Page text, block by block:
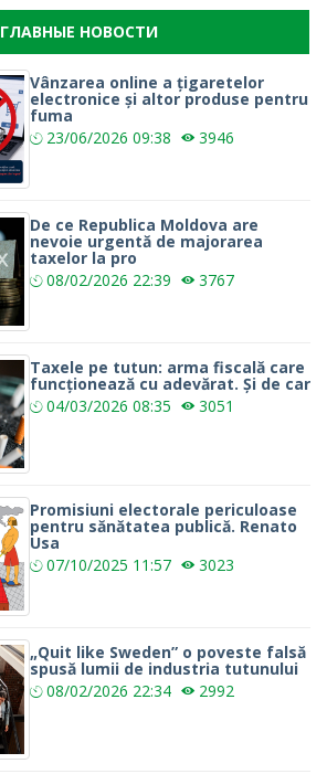
ГЛАВНЫЕ НОВОСТИ
Vânzarea online a țigaretelor
electronice și altor produse pentru
fuma
23/06/2026 09:38 3946
De ce Republica Moldova are
nevoie urgentă de majorarea
taxelor la pro
08/02/2026 22:39 3767
Taxele pe tutun: arma fiscală care
funcționează cu adevărat. Și de car
04/03/2026 08:35 3051
Promisiuni electorale periculoase
pentru sănătatea publică. Renato
Usa
07/10/2025 11:57 3023
„Quit like Sweden” o poveste falsă
spusă lumii de industria tutunului
08/02/2026 22:34 2992